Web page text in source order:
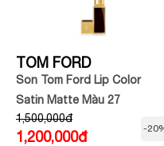
TOM FORD
Son Tom Ford Lip Color
Satin Matte Màu 27
Shameless
1,500,000đ
1,200,000đ
-